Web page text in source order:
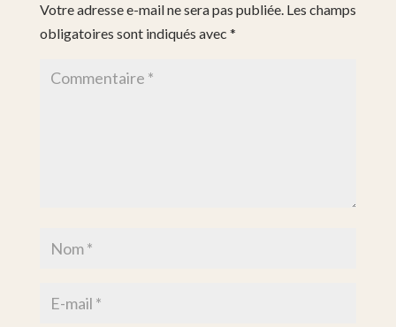
Votre adresse e-mail ne sera pas publiée. Les champs
obligatoires sont indiqués avec *